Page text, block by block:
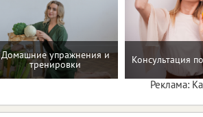
Домашние упражнения и
тренировки Консультация
Реклама: